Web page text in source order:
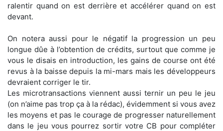
ralentir quand on est derrière et accélérer quand on est
devant.
On notera aussi pour le négatif la progression un peu
longue dûe à l’obtention de crédits, surtout que comme je
vous le disais en introduction, les gains de course ont été
revus à la baisse depuis la mi-mars mais les développeurs
devraient corriger le tir.
Les microtransactions viennent aussi ternir un peu le jeu
(on n’aime pas trop ça à la rédac), évidemment si vous avez
les moyens et pas le courage de progresser naturellement
dans le jeu vous pourrez sortir votre CB pour compléter